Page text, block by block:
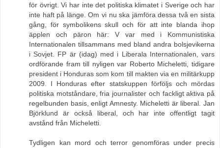
för övrigt. Vi har inte det politiska klimatet i Sverige och har
inte haft på länge. Om vi nu ska jämföra dessa två en sista
gång, för symbolikens skull och för att inte blanda ihop
äpplen och päron här: V var med i Kommunistiska
Internationalen tillsammans med bland andra bolsjevikerna
i Sovjet. FP är (idag) med i Liberala Internationalen, vars
ordförande fram till nyligen var Roberto Micheletti, tidigare
president i Honduras som kom till makten via en militärkupp
2009. I Honduras efter statskuppen förföljs och mördas
politiska motståndare, fria journalister och fackligt aktiva på
regelbunden basis, enligt Amnesty. Micheletti är liberal. Jan
Björklund är också liberal, och har inte offentligt tagit
avstånd från Micheletti.
Tydligen kan mord och terror genomföras under precis